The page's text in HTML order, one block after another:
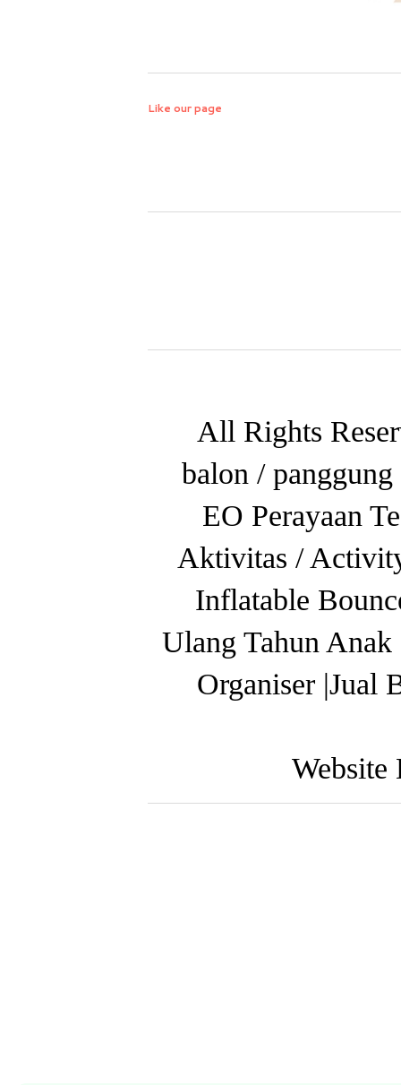
Like our page
All Rights
balon /
EO Perayaan
Aktivitas /
Inflatable
Ulang Tahun Anak
Organiser |Jual
Website